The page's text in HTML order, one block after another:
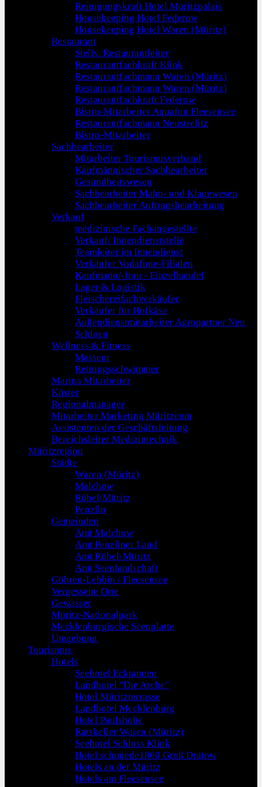
Reinigungskraft Hotel Müritzpalais
Housekeeping Hotel Federow
Housekeeping Hotel Waren (Müritz)
Restaurant
Stellv. Restaurantleiter
Restaurantfachkraft Klink
Restaurantfachmann Waren (Müritz)
Restaurantfachmann Waren (Müritz)
Restaurantfachkraft Federow
Bistro-Mitarbeiter Aquafun Fleesensee
Restaurantfachmann Neustrelitz
Bistro-Mitarbeiter
Sachbearbeiter
Mitarbeiter Tourismusverband
Kaufmännischer Sachbearbeiter
Gesundheitswesen
Sachbearbeiter Mahn- und Klagewesen
Sachbearbeiter Auftragsbearbeitung
Verkauf
medizinische Fachangestellte
Verkauf/ Innendienststelle
Teamleiter im Innendienst
Verkäufer Vodafone-Filialen
Kaufmann/-frau - Einzelhandel
Lager & Logistik
Fleischereifachverkäufer
Verkäufer für Hofkäse
Außendienstmitarbeiter Agropartner Neu
Schloen
Wellness & Fitness
Masseur
Rettungsschwimmer
Marina Mitarbeiter
Küster
Regionalmanager
Mitarbeiter Marketing Müritzeum
Assistenten der Geschäftsleitung
Bereichsleiter Medizintechnik
Müritzregion
Städte
Waren (Müritz)
Malchow
Röbel/Müritz
Penzlin
Gemeinden
Amt Malchow
Amt Penzliner Land
Amt Röbel-Müritz
Amt Seenlandschaft
Göhren-Lebbin / Fleesensee
Vergessene Orte
Gewässer
Müritz-Nationalpark
Mecklenburgische Seenplatte
Umgebung
Tourismus
Hotels
Seehotel Ecktannen
Landhotel "Die Arche"
Hotel Müritzterrasse
Landhotel Mecklenburg
Hotel Paulshöhe
Ratskeller Waren (Müritz)
Seehotel Schloss Klink
Hotel schmiede1860 Groß Dratow
Hotels an der Müritz
Hotels am Fleesensee